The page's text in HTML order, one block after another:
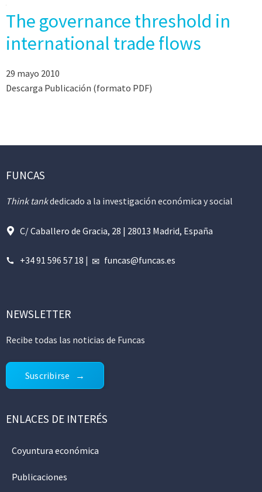
The governance threshold in
international trade flows
29 mayo 2010
Descarga Publicación (formato PDF)
FUNCAS
Think tankdedicado a la investigación económica y social
C/ Caballero de Gracia, 28 | 28013 Madrid, España
+34 91 596 57 18 | funcas@funcas.es
NEWSLETTER
Recibe todas las noticias de Funcas
Suscribirse
ENLACES DE INTERÉS
Coyuntura económica
Publicaciones